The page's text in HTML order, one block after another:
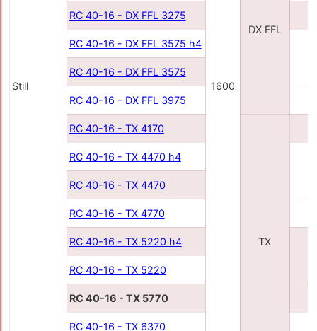
Still 1600
DX FFL
RC 40-16 - DX FFL 3275
RC 40-16 - DX FFL 3575 h4
RC 40-16 - DX FFL 3575
RC 40-16 - DX FFL 3975
RC 40-16 - TX 4170
TX
RC 40-16 - TX 4470 h4
RC 40-16 - TX 4470
RC 40-16 - TX 4770
RC 40-16 - TX 5220 h4
RC 40-16 - TX 5220
RC 40-16 - TX 5770
RC 40-16 - TX 6370